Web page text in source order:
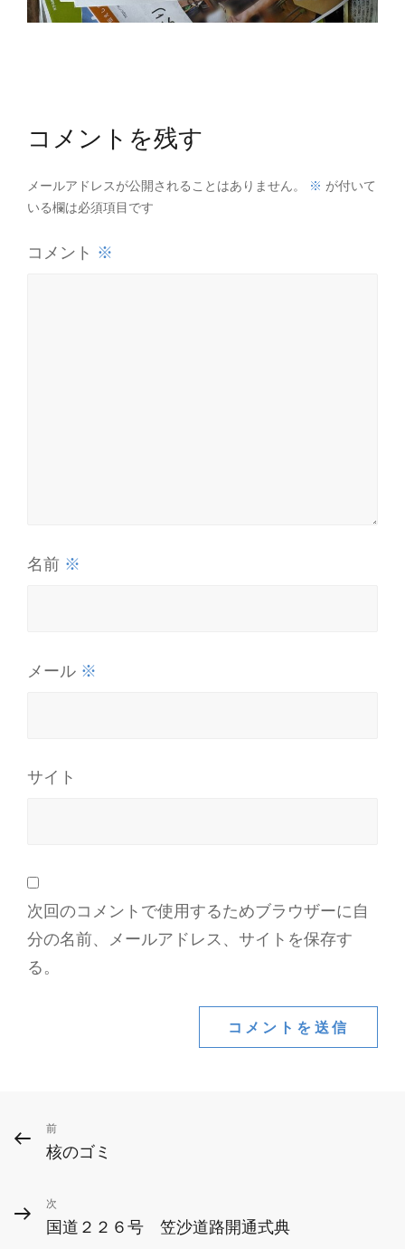
コメントを残す
メールアドレスが公開されることはありません。 ※ が付いて
いる欄は必須項目です
コメント ※
名前 ※
メール ※
サイト
次回のコメントで使用するためブラウザーに自
分の名前、メールアドレス、サイトを保存す
る。
投
稿
ナ
ビ
前
の
稿
前
核のゴミ
次
の
次
国道２２６号 笠沙道路開通式典